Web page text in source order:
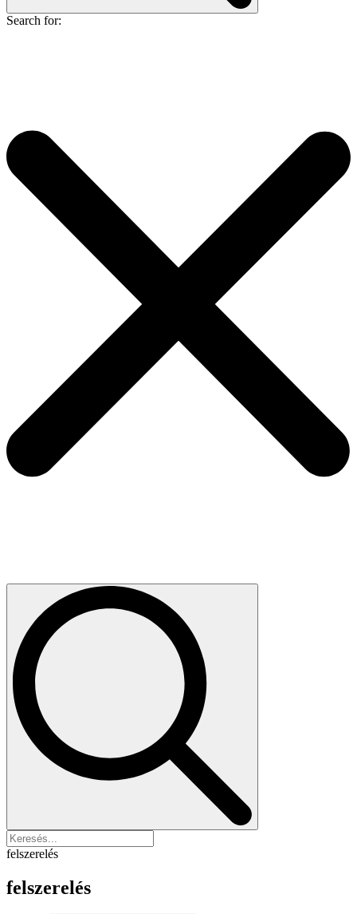
Search for:
felszerelés
felszerelés